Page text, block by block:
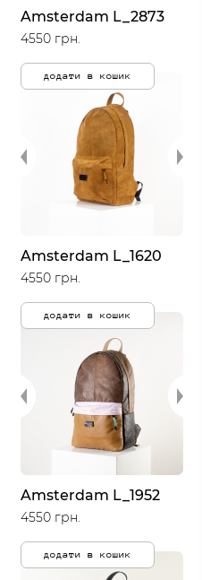
Amsterdam L_2873
4550 грн.
додати в кошик
Amsterdam L_1620
4550 грн.
додати в кошик
Amsterdam L_1952
4550 грн.
додати в кошик